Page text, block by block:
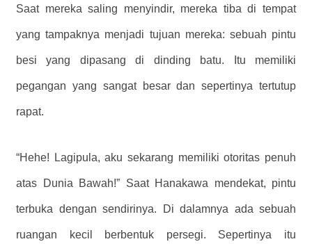
Saat mereka saling menyindir, mereka tiba di tempat
yang tampaknya menjadi tujuan mereka: sebuah pintu
besi yang dipasang di dinding batu. Itu memiliki
pegangan yang sangat besar dan sepertinya tertutup
rapat.
“Hehe! Lagipula, aku sekarang memiliki otoritas penuh
atas Dunia Bawah!” Saat Hanakawa mendekat, pintu
terbuka dengan sendirinya. Di dalamnya ada sebuah
ruangan kecil berbentuk persegi. Sepertinya itu